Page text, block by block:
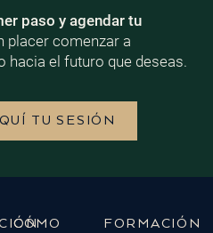
paso y agendar tu
placer comenzar a
el futuro que deseas.
TU SESIÓN
CÓMO
FORMACIÓN